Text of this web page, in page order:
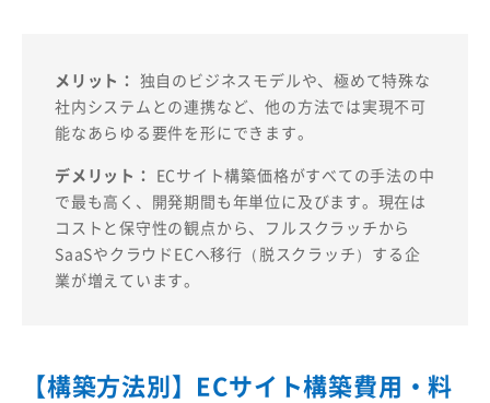
メリット： 独自のビジネスモデルや、極めて特殊な
社内システムとの連携など、他の方法では実現不可
能なあらゆる要件を形にできます。
デメリット： ECサイト構築価格がすべての手法の中
で最も高く、開発期間も年単位に及びます。現在は
コストと保守性の観点から、フルスクラッチから
SaaSやクラウドECへ移行（脱スクラッチ）する企
業が増えています。
【構築方法別】ECサイト構築費用・料